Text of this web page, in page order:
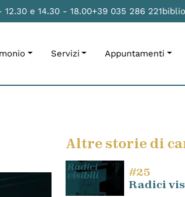
e 14.30 - 18.00+39 035 286 221
Servizi Appuntamenti
Altre storie di
#25
Radici